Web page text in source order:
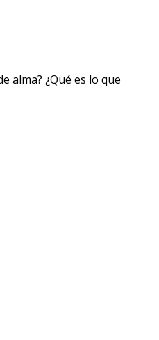
alma? ¿Qué es lo que